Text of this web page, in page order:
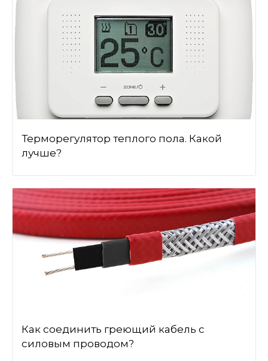
Терморегулятор теплого пола. Какой
лучше?
Как соединить греющий кабель с
силовым проводом?